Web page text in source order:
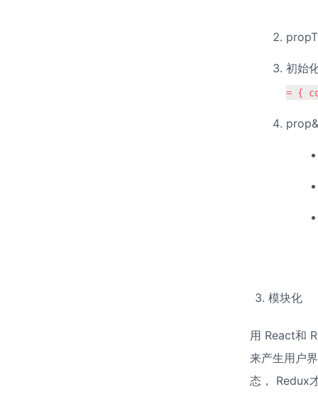
初始
= {
模块化
用 React和
来产生用户
态， Redux